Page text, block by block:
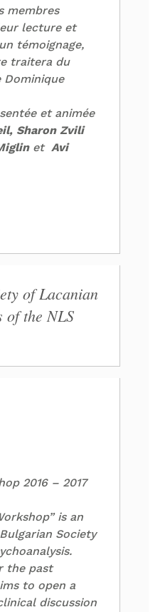
membres
lecture et
témoignage,
traitera du
Dominique
et animée
Sharon Zvili
etAvi
of Lacanian
of the NLS
2016 – 2017
is an
Society
the past
to open a
discussion